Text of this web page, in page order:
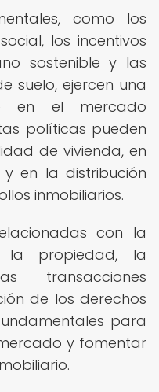
como los
los incentivos
sostenible y las
suelo, ejercen una
en el mercado
políticas pueden
de vivienda, en
en la distribución
inmobiliarios.
con la
la propiedad, la
transacciones
de los derechos
para
y fomentar